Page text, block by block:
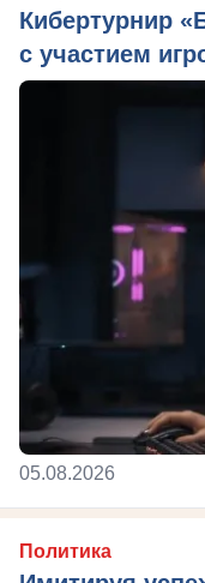
Кибертурнир
с участием
05.08.2026
Политика